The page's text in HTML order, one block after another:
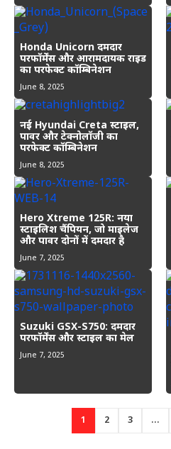
Honda Unicorn दमदार
परफॉर्मेंस और आरामदायक राइड
का परफेक्ट कॉम्बिनेशन
June 8, 2025
नई Hyundai Creta स्टाइल,
पावर और टेक्नोलॉजी का
परफेक्ट कॉम्बिनेशन
June 8, 2025
Hero Xtreme 125R: नया
स्टाइलिश चैंपियन, जो माइलेज
और पावर दोनों में दमदार है
June 7, 2025
Suzuki GSX-S750: दमदार
परफॉर्मेंस और स्टाइल का मेल
June 7, 2025
1 2 3 …